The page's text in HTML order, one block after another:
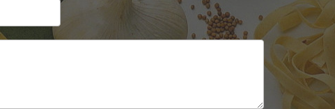
Japonesa e Oriental
Peixes e Frutos do Mar
Pizzarias